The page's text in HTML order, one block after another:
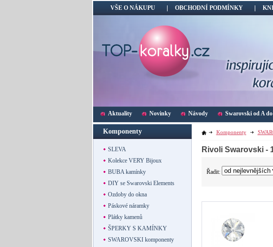
VŠE O NÁKUPU OBCHODNÍ PODMÍNKY
Aktuality Novinky Návody Swarovski od A
Komponenty
SLEVA
Kolekce VERY Bijoux
BUBA kamínky
DIY se Swarovski Elements
Ozdoby do okna
Páskové náramky
Plátky kamenů
ŠPERKY S KAMÍNKY
SWAROVSKI komponenty
Komponenty
Rivoli Swarovski -
Řadit: